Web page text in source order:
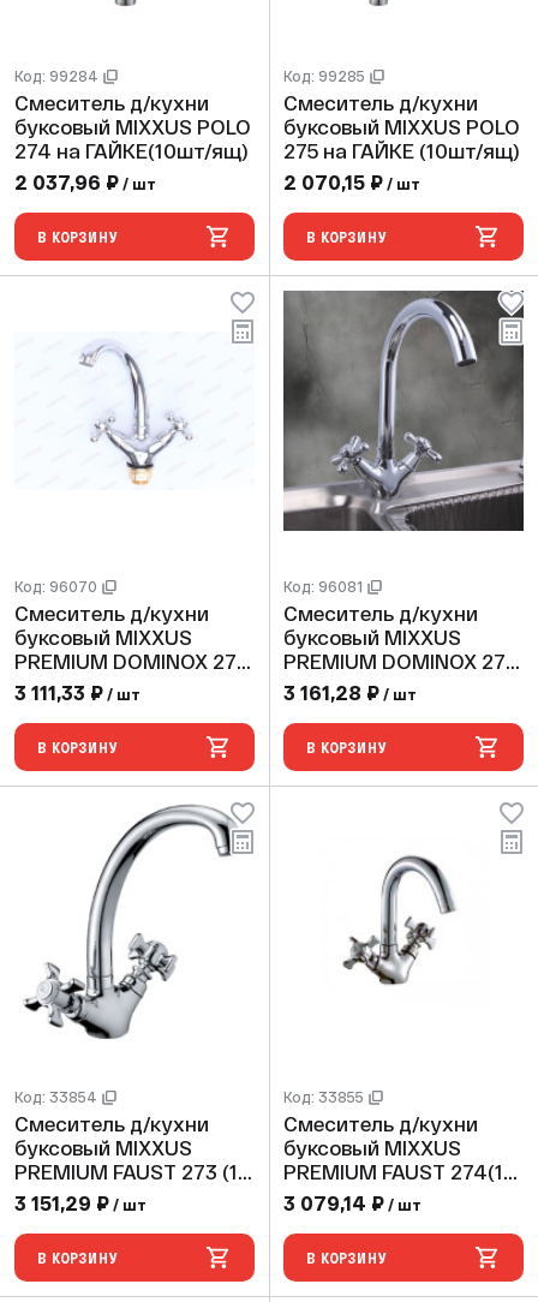
Код: 99284
Смеситель д/кухни
буксовый MIXXUS POLO
274 на ГАЙКЕ(10шт/ящ)
2 037,96 ₽ / шт
В КОРЗИНУ
Код: 99285
Смеситель д/кухни
буксовый MIXXUS POLO
275 на ГАЙКЕ (10шт/ящ)
2 070,15 ₽ / шт
В КОРЗИНУ
Код: 96070
Смеситель д/кухни
буксовый MIXXUS
PREMIUM DOMINOX 272
(10 шт/ящ) ГАЙКА
3 111,33 ₽ / шт
В КОРЗИНУ
Код: 96081
Смеситель д/кухни
буксовый MIXXUS
PREMIUM DOMINOX 275
(10 шт/ящ)
3 161,28 ₽ / шт
В КОРЗИНУ
Код: 33854
Смеситель д/кухни
буксовый MIXXUS
PREMIUM FAUST 273 (10
шт/ящ)
3 151,29 ₽ / шт
В КОРЗИНУ
Код: 33855
Смеситель д/кухни
буксовый MIXXUS
PREMIUM FAUST 274(10
шт/ящ)
3 079,14 ₽ / шт
В КОРЗИНУ